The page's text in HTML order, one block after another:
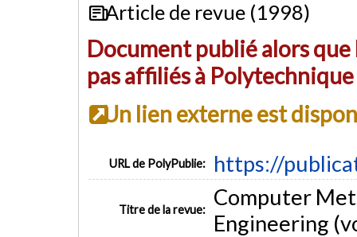
Article de revue (1998)
Document publié alors
pas affiliés à
Un lien externe est
URL de PolyPublie: https://
Titre de la revue:
Computer
Engineering